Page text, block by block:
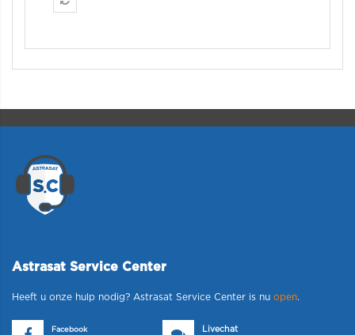
Astrasat Service Center
Heeft u onze hulp nodig? Astrasat Service Center is nu open.
Facebook
Livechat